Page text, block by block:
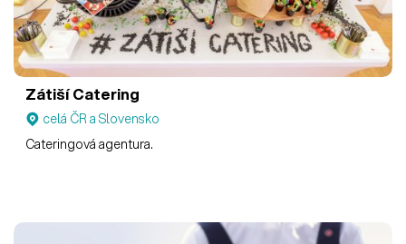
Zátiší Catering
celá ČR a Slovensko
Cateringová agentura.